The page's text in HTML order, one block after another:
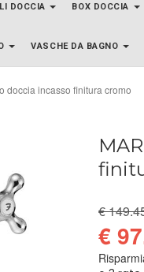
DOCCIA BOX DOCCIA
VASCHE DA BAGNO
doccia incasso finitura cromo
€
€